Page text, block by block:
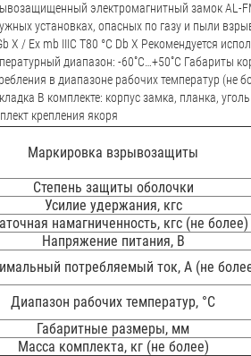
электромагнитный замок AL-
установках, опасных по газу и пыли
X / Ex mb IIIC T80 °C Db X Рекомендуется
диапазон: -60˚С…+50˚С Габариты
в диапазоне рабочих температур (не
В комплекте: корпус замка, планка,
крепления якоря
Маркировка взрывозащиты
Степень защиты оболочки
Усилие удержания, кгс
намагниченность, кгс (не более)
Напряжение питания, В
потребляемый ток, А (не
Диапазон рабочих температур, °С
Габаритные размеры, мм
Масса комплекта, кг (не более)